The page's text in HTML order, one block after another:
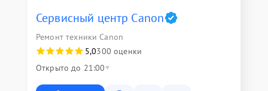
Сервисный центр Canon
Ремонт техники Canon
5,0300 оценки
Открыто до 21:00